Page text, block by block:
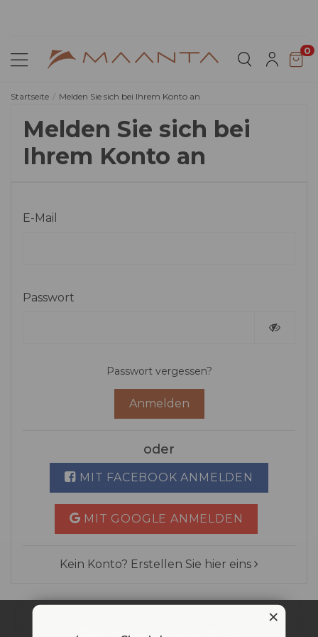
0
Startseite Melden Sie sich bei Ihrem Konto an
Melden Sie sich bei
Ihrem Konto an
E-Mail
Passwort
Passwort vergessen?
Anmelden
oder
MIT FACEBOOK ANMELDEN
MIT GOOGLE ANMELDEN
Kein Konto? Erstellen Sie hier eins